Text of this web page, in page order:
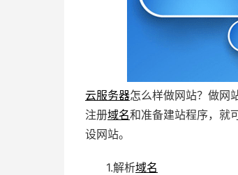
云服务器怎么样做网站？做网
注册域名和准备建站程序，就
设网站。
1.解析域名